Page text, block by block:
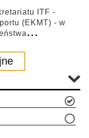
ITF -
(EKMT) - w
...